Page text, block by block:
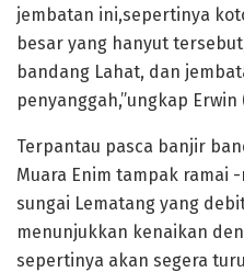
jembatan ini,sepertinya
besar yang hanyut
bandang Lahat, dan
penyanggah,”ungkap Erwin
Terpantau pasca banjir
Muara Enim tampak ramai
sungai Lematang yang
menunjukkan kenaikan
sepertinya akan segera